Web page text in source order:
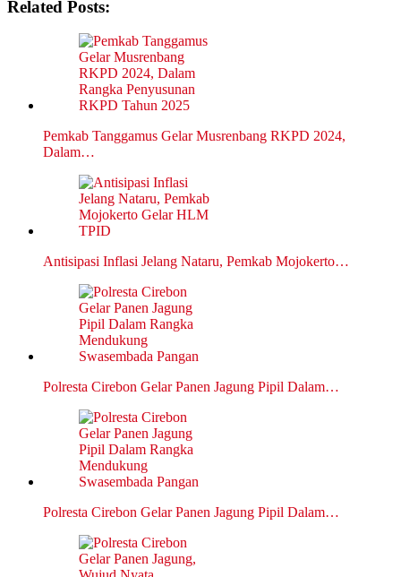
Related Posts:
Pemkab Tanggamus Gelar Musrenbang RKPD 2024,
Dalam…
Antisipasi Inflasi Jelang Nataru, Pemkab Mojokerto…
Polresta Cirebon Gelar Panen Jagung Pipil Dalam…
Polresta Cirebon Gelar Panen Jagung Pipil Dalam…